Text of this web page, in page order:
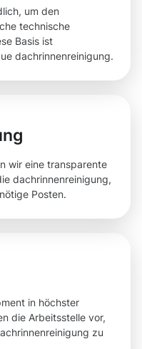
um den
technische
Basis ist
dachrinnenreinigung.
wir eine transparente
dachrinnenreinigung,
Posten.
in höchster
die Arbeitsstelle vor,
zu